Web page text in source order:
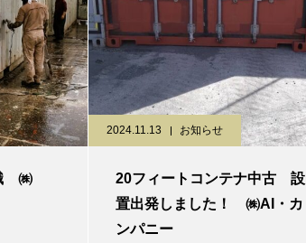
㈱
2024.11.13 お知らせ
20フィートコンテナ中古 設
置出発しました！ ㈱AI・カ
ンパニー